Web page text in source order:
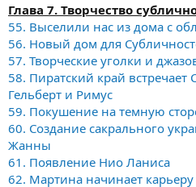
Глава 7. Творчество
55. Выселили нас из дома с
56. Новый дом для
57. Творческие уголки и
58. Пиратский край встречает
Гельберт и Римус
59. Покушение на темную
60. Создание сакрального
Жанны
61. Появление Нио Ланиса
62. Мартина начинает карьеру